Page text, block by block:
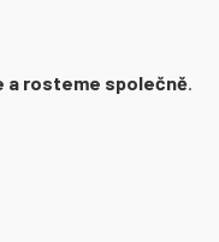
a rosteme společně